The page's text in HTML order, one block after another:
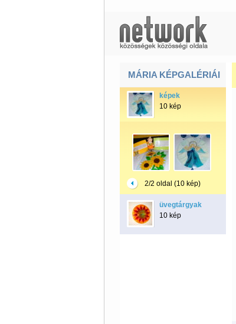
MÁRIA KÉPGALÉRIÁI
képek
10 kép
2/2 oldal (10 kép)
üvegtárgyak
10 kép